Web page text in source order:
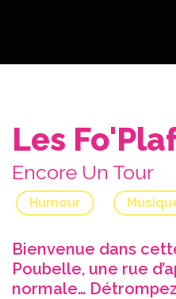
Les
Encore Un Tour
Humour
Bienvenue dans
Poubelle, une rue
normale…